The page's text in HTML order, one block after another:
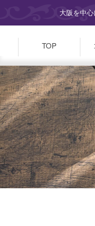
大阪を中
TOP